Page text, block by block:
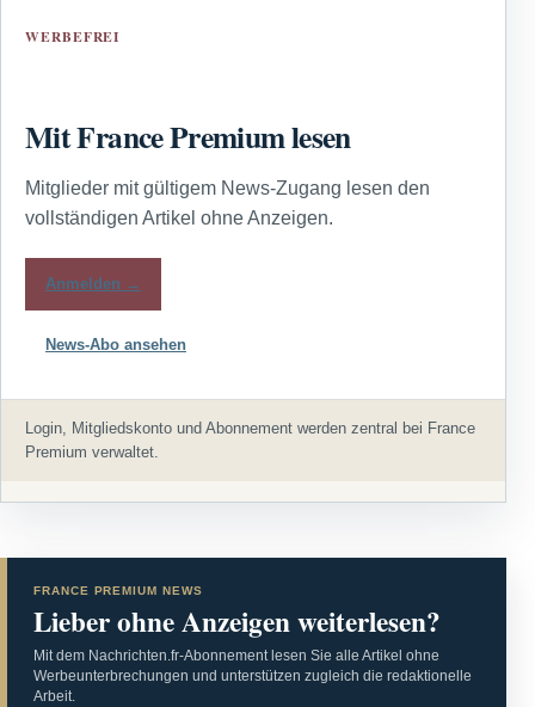
WERBEFREI
Mit France Premium lesen
Mitglieder mit gültigem News-Zugang lesen den
vollständigen Artikel ohne Anzeigen.
Anmelden →
News-Abo ansehen
Login, Mitgliedskonto und Abonnement werden zentral bei France
Premium verwaltet.
FRANCE PREMIUM NEWS
Lieber ohne Anzeigen weiterlesen?
Mit dem Nachrichten.fr-Abonnement lesen Sie alle Artikel ohne
Werbeunterbrechungen und unterstützen zugleich die redaktionelle
Arbeit.